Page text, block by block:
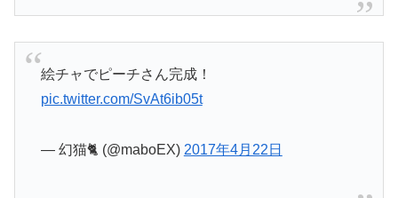
絵チャでピーチさん完成！
pic.twitter.com/SvAt6ib05t
— 幻猫🐈 (@maboEX) 2017年4月22日